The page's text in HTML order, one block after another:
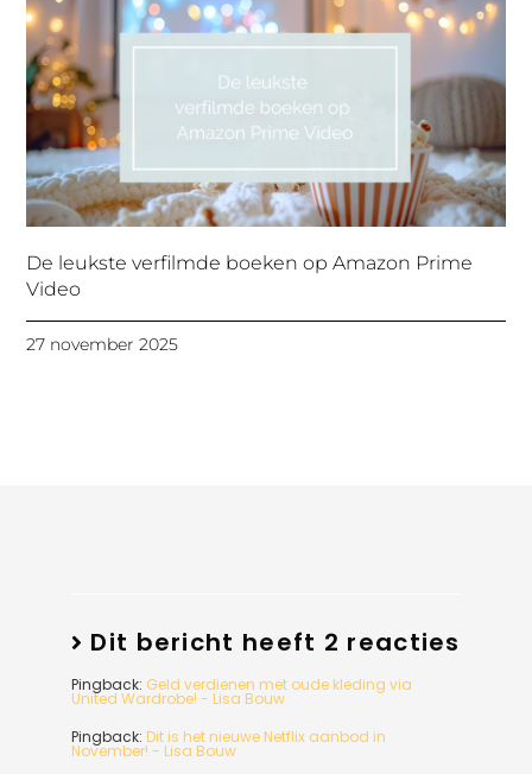
De leukste verfilmde boeken op Amazon Prime
Video
27 november 2025
Dit bericht heeft 2 reacties
Pingback: Geld verdienen met oude kleding via
United Wardrobe! - Lisa Bouw
Pingback: Dit is het nieuwe Netflix aanbod in
November! - Lisa Bouw